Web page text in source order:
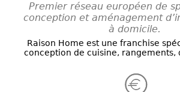
Premier réseau européen de
conception et aménagement
à domicile.
Raison Home est une franchise
conception de cuisine, rangements,